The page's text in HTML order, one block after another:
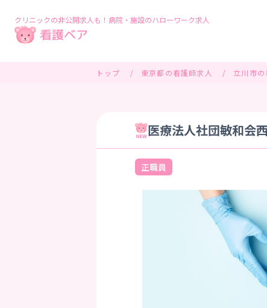
クリニックの非公開求人も！病院・施設のハローワーク求人
トップ 東京都の看護師求人 立川市の
医療法人社団敏和会
正職員